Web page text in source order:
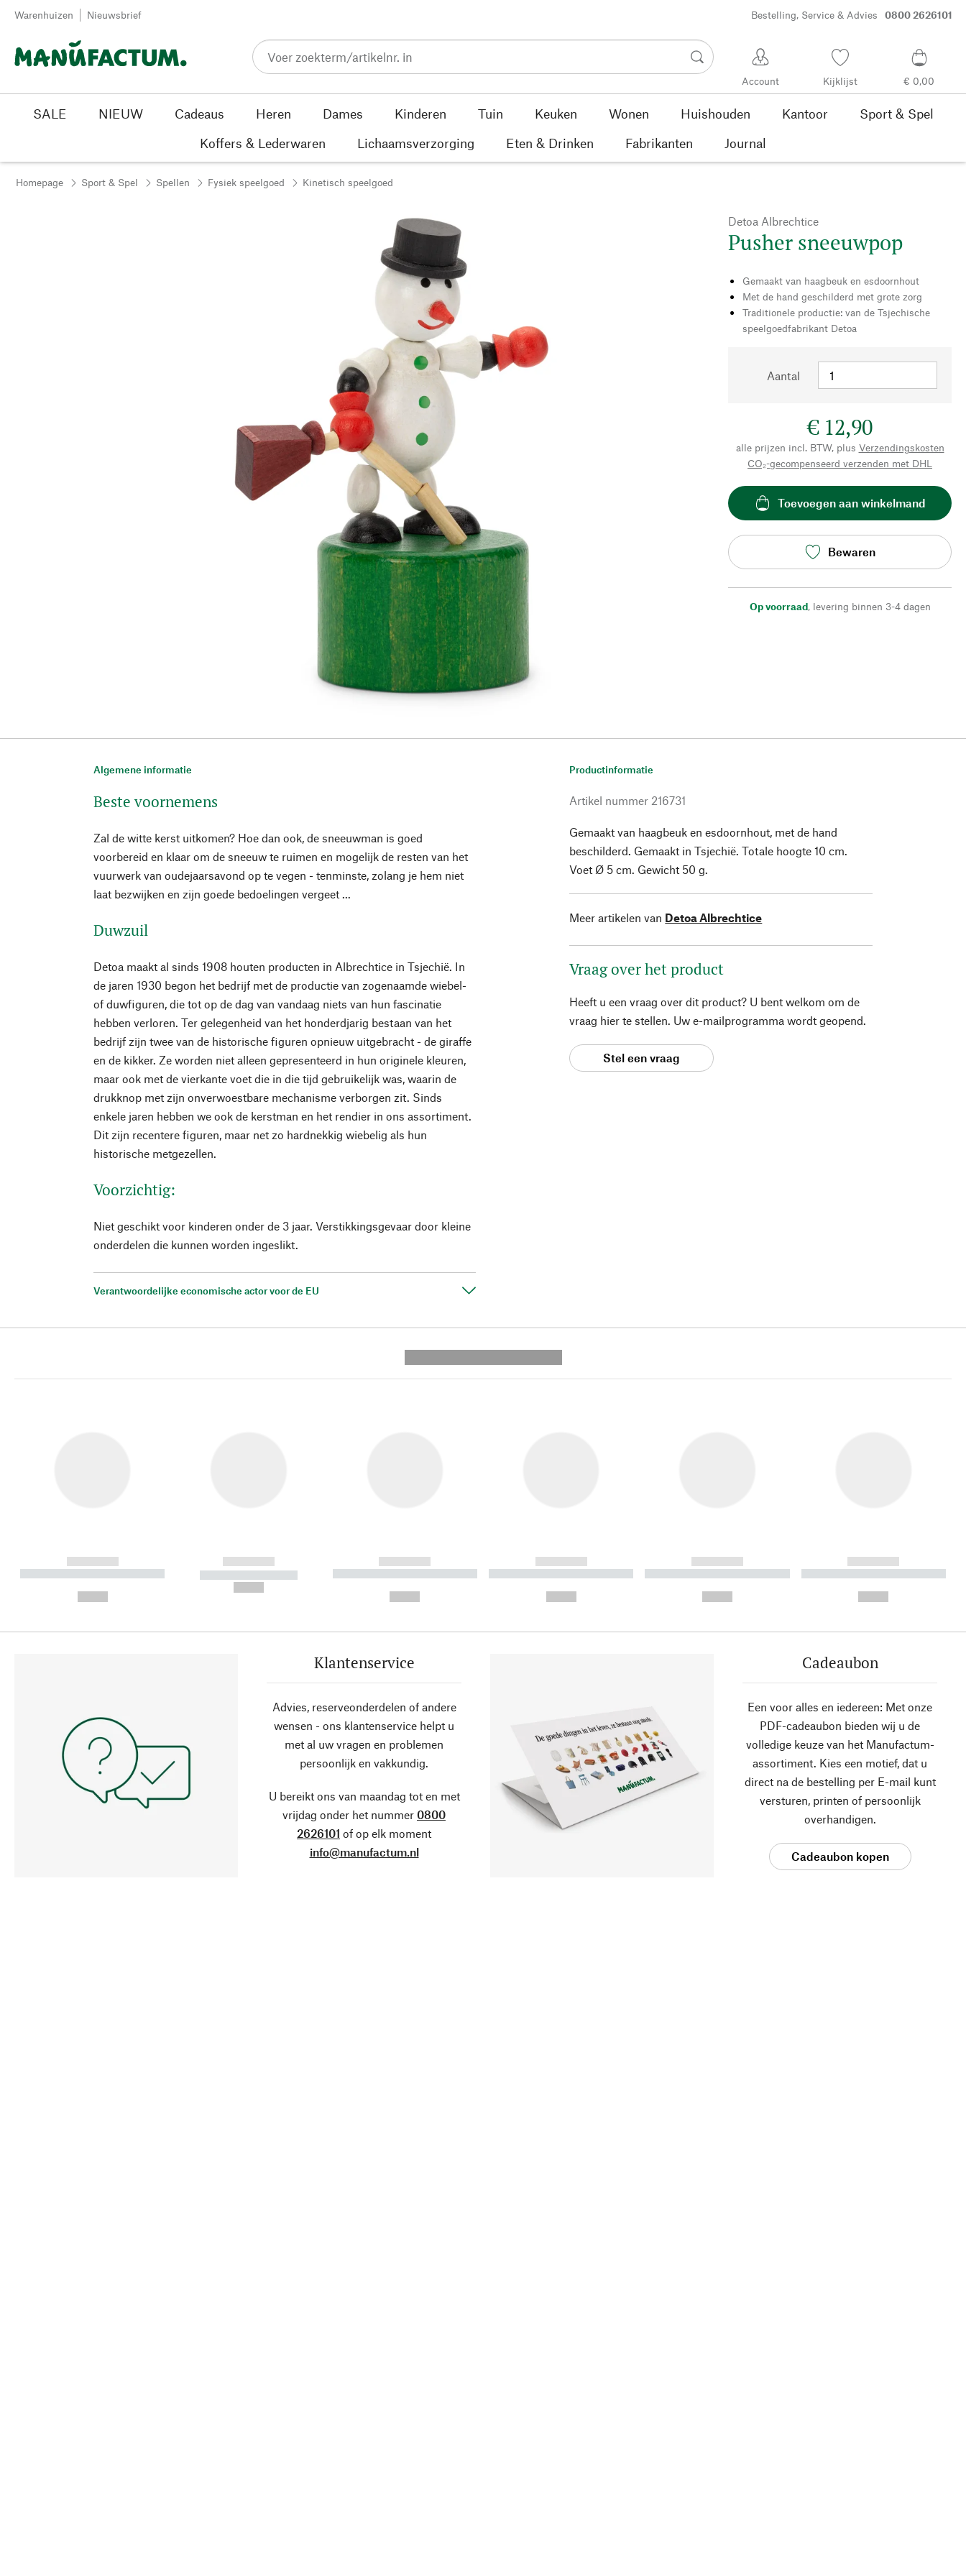
Passer au contenu
Warenhuizen Nieuwsbrief Bestelling, Service & Advies 0800 2626101
Account Kijklijst € 0,00
SALE NIEUW Cadeaus Heren Dames Kinderen Tuin Keuken Wonen Huishouden Kantoor
Sport & Spel
Koffers & Lederwaren
Lichaamsverzorging Eten & Drinken Fabrikanten Journal
Homepage Sport & Spel Spellen Fysiek speelgoed Kinetisch speelgoed
Detoa Albrechtice
Pusher sneeuwpop
Gemaakt van haagbeuk en esdoornhout
Met de hand geschilderd met grote zorg
Traditionele productie: van de Tsjechische
speelgoedfabrikant Detoa
Aantal
€ 12,90
alle prijzen incl. BTW, plus Verzendingskosten
CO₂-gecompenseerd verzenden met DHL
Toevoegen aan winkelmand
Bewaren
Op voorraad, levering binnen 3-4 dagen
Algemene informatie
Beste voornemens
Zal de witte kerst uitkomen? Hoe dan ook, de sneeuwman is goed
voorbereid en klaar om de sneeuw te ruimen en mogelijk de resten van het
vuurwerk van oudejaarsavond op te vegen - tenminste, zolang je hem niet
laat bezwijken en zijn goede bedoelingen vergeet ...
Duwzuil
Detoa maakt al sinds 1908 houten producten in Albrechtice in Tsjechië. In
de jaren 1930 begon het bedrijf met de productie van zogenaamde wiebel-
of duwfiguren, die tot op de dag van vandaag niets van hun fascinatie
hebben verloren. Ter gelegenheid van het honderdjarig bestaan van het
bedrijf zijn twee van de historische figuren opnieuw uitgebracht - de giraffe
en de kikker. Ze worden niet alleen gepresenteerd in hun originele kleuren,
maar ook met de vierkante voet die in die tijd gebruikelijk was, waarin de
drukknop met zijn onverwoestbare mechanisme verborgen zit. Sinds
enkele jaren hebben we ook de kerstman en het rendier in ons assortiment.
Dit zijn recentere figuren, maar net zo hardnekkig wiebelig als hun
historische metgezellen.
Voorzichtig:
Niet geschikt voor kinderen onder de 3 jaar. Verstikkingsgevaar door kleine
onderdelen die kunnen worden ingeslikt.
Verantwoordelijke economische actor voor de EU
Productinformatie
Artikel nummer 216731
Gemaakt van haagbeuk en esdoornhout, met de hand
beschilderd. Gemaakt in Tsjechië. Totale hoogte 10 cm.
Voet Ø 5 cm. Gewicht 50 g.
Meer artikelen van Detoa Albrechtice
Vraag over het product
Heeft u een vraag over dit product? U bent welkom om de
vraag hier te stellen. Uw e-mailprogramma wordt geopend.
Stel een vraag
------------
----------- ----------- ----------
------------
----------- -----------
------------
----------- ----------- ----------
------------
----------- ----------- ----------
------------
----------- ----------- ----------
------------
----------- ----------- ----------
Klantenservice
Advies, reserveonderdelen of andere
wensen - ons klantenservice helpt u
met al uw vragen en problemen
persoonlijk en vakkundig.
U bereikt ons van maandag tot en met
vrijdag onder het nummer 0800
2626101 of op elk moment
info@manufactum.nl
Cadeaubon
Een voor alles en iedereen: Met onze
PDF-cadeaubon bieden wij u de
volledige keuze van het Manufactum-
assortiment. Kies een motief, dat u
direct na de bestelling per E-mail kunt
versturen, printen of persoonlijk
overhandigen.
Cadeaubon kopen